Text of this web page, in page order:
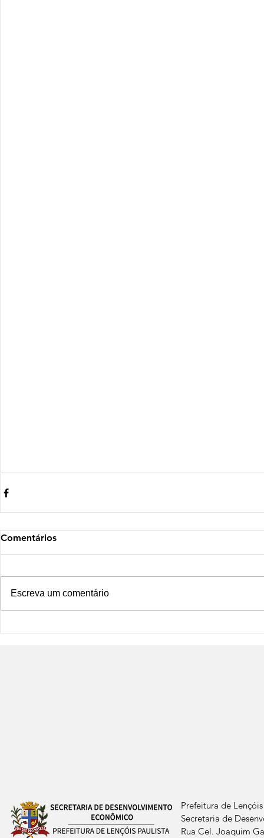
Comentários
Escreva um comentário
Prefeitura de
Secretaria de
Rua Cel. Joaquim